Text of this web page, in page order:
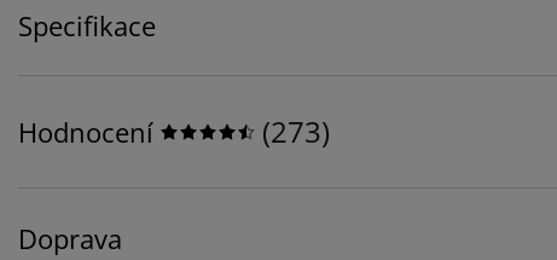
Specifikace
Hodnocení (273)
Doprava